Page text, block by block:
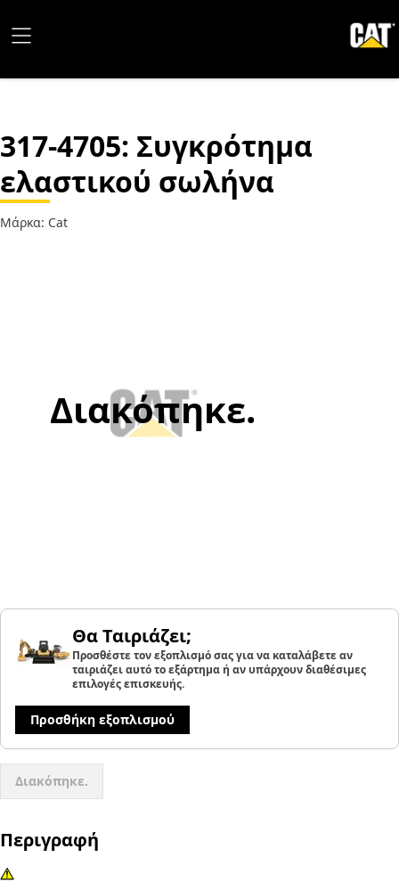
317-4705: Συγκρότημα
ελαστικού σωλήνα
Μάρκα: Cat
Διακόπηκε.
Θα Ταιριάζει;
Προσθέστε τον εξοπλισμό σας για να καταλάβετε αν
ταιριάζει αυτό το εξάρτημα ή αν υπάρχουν διαθέσιμες
επιλογές επισκευής.
Προσθήκη εξοπλισμού
Διακόπηκε.
Περιγραφή